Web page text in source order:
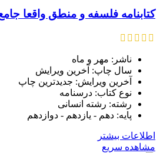
کتابنامه فلسفه و منطق واقعا
ناشر: مهر و ماه
سال چاپ: آخرین ویرایش
آخرین ویرایش: جدیدترین چاپ
نوع کتاب: درسنامه
رشته: رشته انسانی
پایه: دهم - یازدهم - دوازدهم
اطلاعات بیشتر
مشاهده سریع